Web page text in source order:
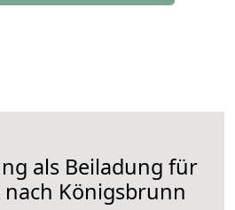
als Beiladung für
Königsbrunn